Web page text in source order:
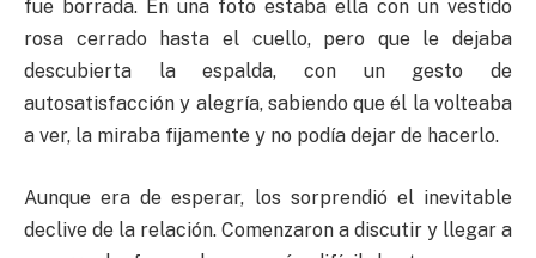
fue borrada. En una foto estaba ella con un vestido
rosa cerrado hasta el cuello, pero que le dejaba
descubierta la espalda, con un gesto de
autosatisfacción y alegría, sabiendo que él la volteaba
a ver, la miraba fijamente y no podía dejar de hacerlo.
Aunque era de esperar, los sorprendió el inevitable
declive de la relación. Comenzaron a discutir y llegar a